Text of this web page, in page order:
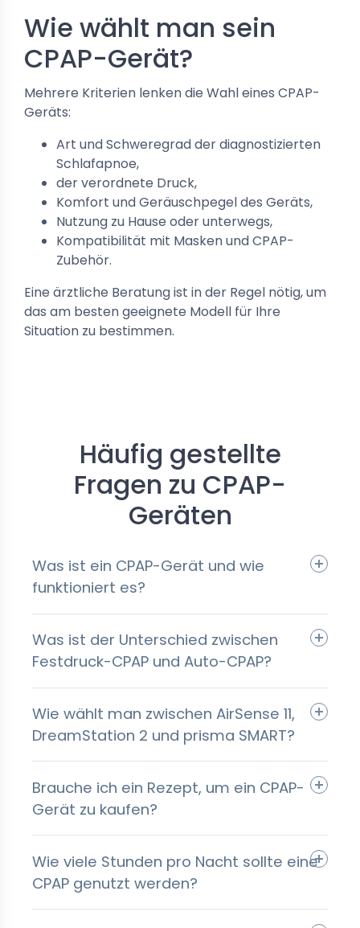
Wie wählt man sein
CPAP-Gerät?
Mehrere Kriterien lenken die Wahl eines CPAP-
Geräts:
Art und Schweregrad der diagnostizierten
Schlafapnoe,
der verordnete Druck,
Komfort und Geräuschpegel des Geräts,
Nutzung zu Hause oder unterwegs,
Kompatibilität mit Masken und CPAP-
Zubehör.
Eine ärztliche Beratung ist in der Regel nötig, um
das am besten geeignete Modell für Ihre
Situation zu bestimmen.
Häufig gestellte
Fragen zu CPAP-
Geräten
Was ist ein CPAP-Gerät und wie
funktioniert es?
Was ist der Unterschied zwischen
Festdruck-CPAP und Auto-CPAP?
Wie wählt man zwischen AirSense 11,
DreamStation 2 und prisma SMART?
Brauche ich ein Rezept, um ein CPAP-
Gerät zu kaufen?
Wie viele Stunden pro Nacht sollte eine
CPAP genutzt werden?